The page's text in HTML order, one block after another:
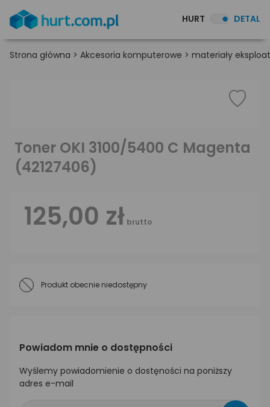
HURT DETAL
Strona główna > Akcesoria komputerowe > materiały
Toner OKI 3100/5400 C Magenta
(42127406)
125,00 zł brutto
Produkt obecnie niedostępny
Powiadom mnie o dostępności
Wyślemy powiadomienie o dostęności na poniższy
adres e-mail